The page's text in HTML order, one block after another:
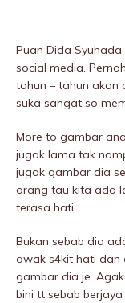
Puan Dida
social media.
tahun – tahun akan
suka sangat so
More to gambar
jugak lama tak
jugak gambar dia
orang tau kita ada
terasa hati.
Bukan sebab dia
awak s4kit hati dan
gambar dia je.
bini tt sebab